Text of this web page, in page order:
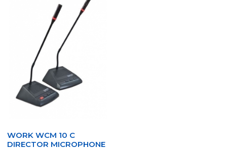
WORK WCM 10 C
DIRECTOR MICROPHONE